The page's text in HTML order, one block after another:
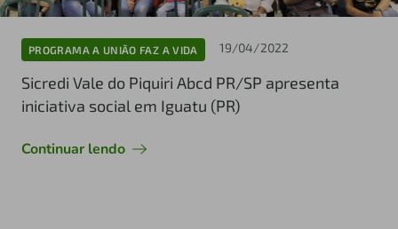
PROGRAMA A UNIÃO FAZ A VIDA 19/04/2022
Sicredi Vale do Piquiri Abcd PR/SP apresenta
iniciativa social em Iguatu (PR)
Continuar lendo